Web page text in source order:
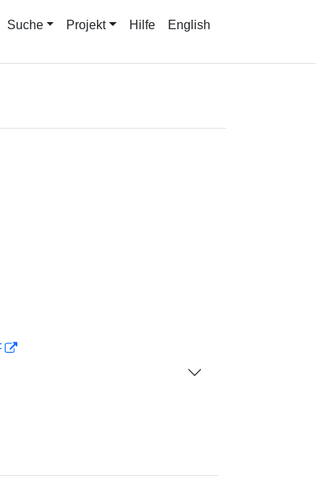
Suche Projekt Hilfe English